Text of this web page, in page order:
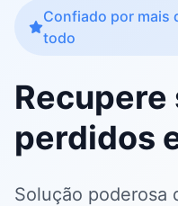
Confiado por mais
todo
Recupere
perdidos
Solução poderosa